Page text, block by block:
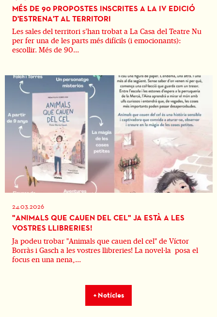
MÉS DE 90 PROPOSTES INSCRITES A LA IV EDICIÓ
D'ESTRENA'T AL TERRITORI
Les sales del territori s’han trobat a La Casa del Teatre Nu
per fer una de les parts més difícils (i emocionants):
escollir. Més de 90...
24.03.2026
"ANIMALS QUE CAUEN DEL CEL" JA ESTÀ A LES
VOSTRES LLIBRERIES!
Ja podeu trobar "Animals que cauen del cel" de Víctor
Borràs i Gasch a les vostres llibreries! La novel·la posa el
focus en una nena,...
+ Notícies